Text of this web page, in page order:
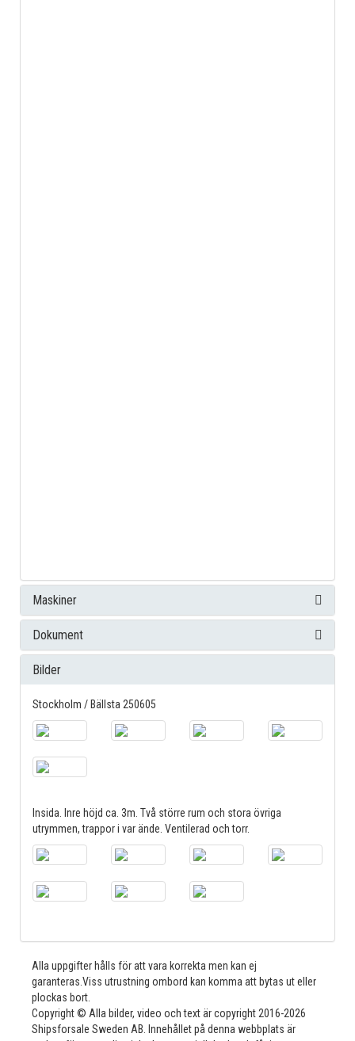
Maskiner
Dokument
Bilder
Stockholm / Bällsta 250605
Insida. Inre höjd ca. 3m. Två större rum och stora övriga
utrymmen, trappor i var ände. Ventilerad och torr.
Alla uppgifter hålls för att vara korrekta men kan ej
garanteras.Viss utrustning ombord kan komma att bytas ut eller
plockas bort.
Copyright © Alla bilder, video och text är copyright 2016-2026
Shipsforsale Sweden AB. Innehållet på denna webbplats är